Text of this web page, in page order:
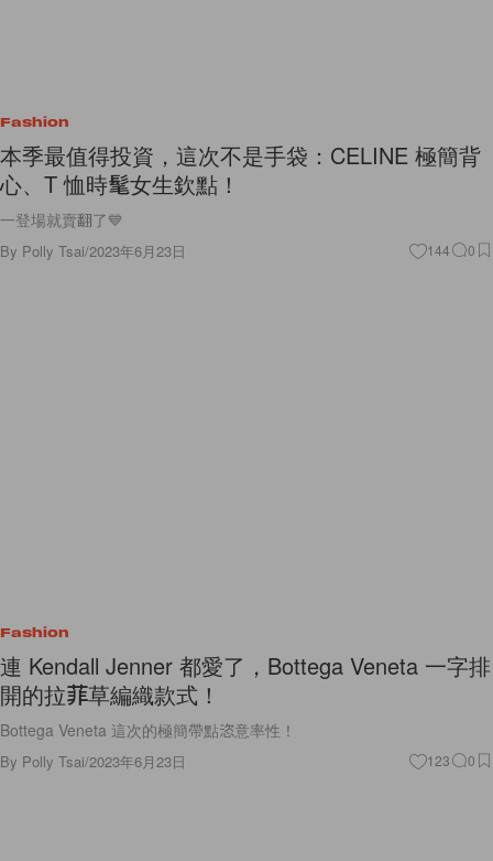
Fashion
本季最值得投資，這次不是手袋：CELINE 極簡背
心、T 恤時髦女生欽點！
一登場就賣翻了💙
By Polly Tsai/2023年6月23日 144 0
Fashion
連 Kendall Jenner 都愛了，Bottega Veneta 一字排
開的拉菲草編織款式！
Bottega Veneta 這次的極簡帶點恣意率性！
By Polly Tsai/2023年6月23日 123 0